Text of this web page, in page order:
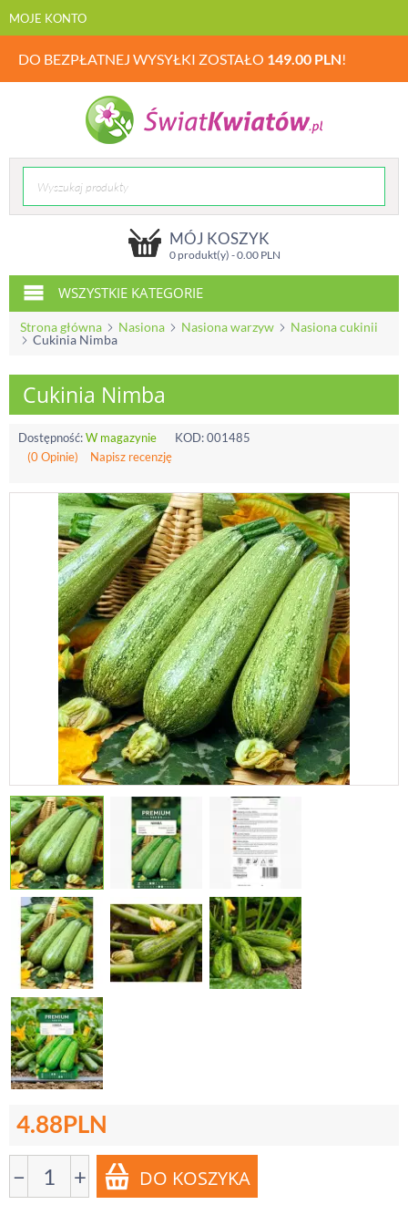
MOJE KONTO
DO BEZPŁATNEJ WYSYŁKI ZOSTAŁO 149.00 PLN!
MÓJ KOSZYK
0 produkt(y) -0.00PLN
WSZYSTKIE KATEGORIE
Strona główna Nasiona Nasiona warzyw
Nasiona cukinii
Cukinia Nimba
Cukinia Nimba
Dostępność:W magazynie KOD:001485
(0 Opinie)
Napisz recenzję
4.88PLN
− +